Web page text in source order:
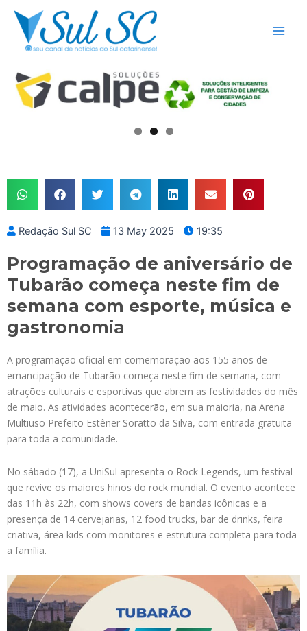
Skip
content
Redação Sul SC 13 May 2025 19:35
Programação de aniversário de
Tubarão começa neste fim de
semana com esporte, música e
gastronomia
A programação oficial em comemoração aos 155 anos de
emancipação de Tubarão começa neste fim de semana, com
atrações culturais e esportivas que abrem as festividades do mês
de maio. As atividades acontecerão, em sua maioria, na Arena
Multiuso Prefeito Estêner Soratto da Silva, com entrada gratuita
para toda a comunidade.
No sábado (17), a UniSul apresenta o Rock Legends, um festival
que revive os maiores hinos do rock mundial. O evento acontece
das 11h às 22h, com shows covers de bandas icônicas e a
presença de 14 cervejarias, 12 food trucks, bar de drinks, feira
criativa, área kids com monitores e estrutura completa para toda
a família.